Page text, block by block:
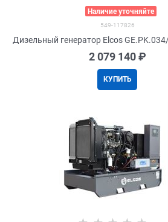
Наличие уточняйте
549-117826
Дизельный генератор Elcos
2 079 140 ₽
КУПИТЬ